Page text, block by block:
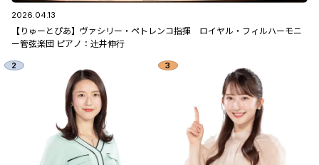
2026.04.13
【りゅーとぴあ】ヴァシリー・ペトレンコ指揮 ロイヤル・フィルハーモニ
ー管弦楽団 ピアノ：辻󠄀井伸行